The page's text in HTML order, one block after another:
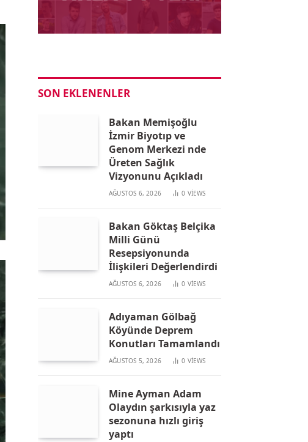
SON EKLENENLER
Bakan Memişoğlu
İzmir Biyotıp ve
Genom Merkezi nde
Üreten Sağlık
Vizyonunu Açıkladı
AĞUSTOS 6, 2026 0 VIEWS
Bakan Göktaş Belçika
Milli Günü
Resepsiyonunda
İlişkileri Değerlendirdi
AĞUSTOS 6, 2026 0 VIEWS
Adıyaman Gölbağ
Köyünde Deprem
Konutları Tamamlandı
AĞUSTOS 5, 2026 0 VIEWS
Mine Ayman Adam
Olaydın şarkısıyla yaz
sezonuna hızlı giriş
yaptı